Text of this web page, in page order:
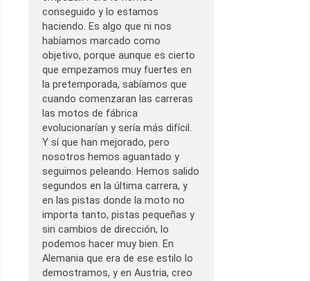
conseguido y lo estamos
haciendo. Es algo que ni nos
habíamos marcado como
objetivo, porque aunque es cierto
que empezamos muy fuertes en
la pretemporada, sabíamos que
cuando comenzaran las carreras
las motos de fábrica
evolucionarían y sería más difícil.
Y sí que han mejorado, pero
nosotros hemos aguantado y
seguimos peleando. Hemos salido
segundos en la última carrera, y
en las pistas donde la moto no
importa tanto, pistas pequeñas y
sin cambios de dirección, lo
podemos hacer muy bien. En
Alemania que era de ese estilo lo
demostramos, y en Austria, creo